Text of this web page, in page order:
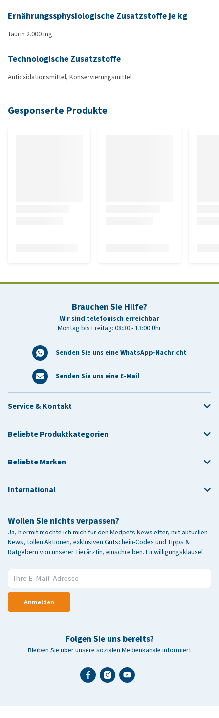
Ernährungssphysiologische Zusatzstoffe je kg
Taurin 2.000 mg.
Technologische Zusatzstoffe
Antioxidationsmittel, Konservierungsmittel.
Gesponserte Produkte
Brauchen Sie Hilfe?
Wir sind telefonisch erreichbar
Montag bis Freitag: 08:30 - 13:00 Uhr
Senden Sie uns eine WhatsApp-Nachricht
Senden Sie uns eine E-Mail
Wollen Sie nichts verpassen?
Ja, hiermit möchte ich mich für den Medpets Newsletter, mit aktuellen
News, tollen Aktionen, exklusiven Gutschein-Codes und Tipps &
Ratgebern von unserer Tierärztin, einschreiben. Einwilligungsklausel
Anmelden
Folgen Sie uns bereits?
Bleiben Sie über unsere sozialen Medienkanäle informiert
Service & Kontakt
Beliebte Produktkategorien
Beliebte Marken
International